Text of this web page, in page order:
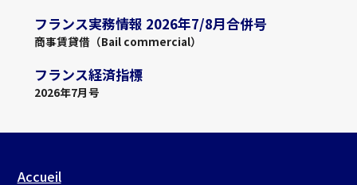
フランス実務情報 2026年7/8月合併号
商事賃貸借（Bail commercial）
フランス経済指標
2026年7月号
Accueil